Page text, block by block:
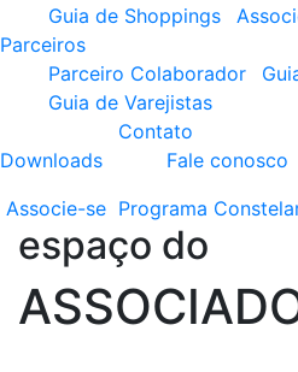
Guia de Shoppings
Parceiros
Parceiro Colaborador
Guia de Varejistas
Downloads
Contato
Fale conosco
Associe-se Programa
espaço do